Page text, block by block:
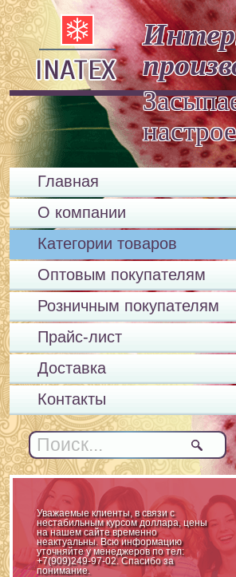
Главная
О компании
Категории товаров
Оптовым покупателям
Розничным покупателям
Прайс-лист
Доставка
Контакты
Уважаемые клиенты, в связи с
нестабильным курсом доллара, цены
на нашем сайте временно
неактуальны. Всю информацию
уточняйте у менеджеров по тел:
+7(909)249-97-02. Спасибо за
понимание.